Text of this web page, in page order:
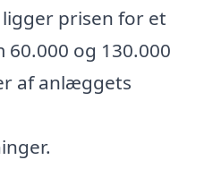
prisen for et
og 130.000
af anlæggets